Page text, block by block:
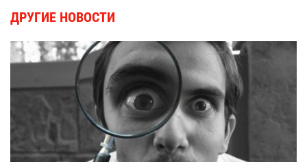
ДРУГИЕ НОВОСТИ